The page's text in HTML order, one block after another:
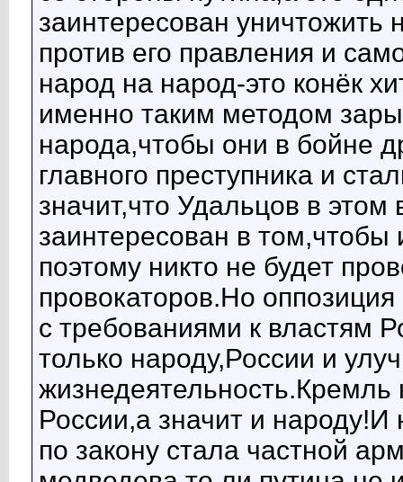
заинтересован уничтожить
против его правления и
народ на народ-это конёк
именно таким методом
народа,чтобы они в бойне
главного преступника и
значит,что Удальцов в
заинтересован в
поэтому никто не будет
провокаторов.Но
с требованиями к властям
только народу,России и
России,а значит и
по закону стала частной